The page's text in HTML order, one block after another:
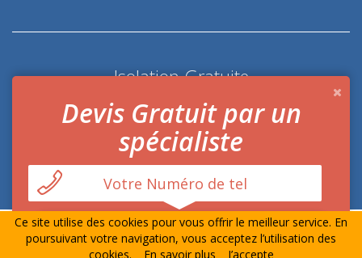
Isolation Gratuite
Coup de pouce économie d'énergie
© Prime-Isolation.fr Tout droits réservésMentions
Légales-Contact
Devis Gratuit par un
spécialiste
Ce site utilise des cookies pour vous offrir le meilleur service. En
poursuivant votre navigation, vous acceptez l’utilisation des
cookies.
En savoir plus J’accepte